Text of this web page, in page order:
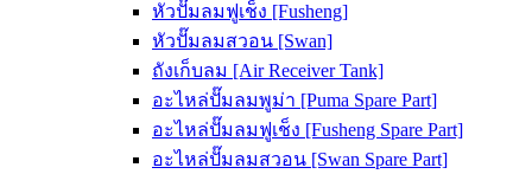
หัวปั๊มลมฟูเช็ง [Fusheng]
หัวปั๊มลมสวอน [Swan]
ถังเก็บลม [Air Receiver Tank]
อะไหล่ปั๊มลมพูม่า [Puma Spare Part]
อะไหล่ปั๊มลมฟูเช็ง [Fusheng Spare Part]
อะไหล่ปั๊มลมสวอน [Swan Spare Part]